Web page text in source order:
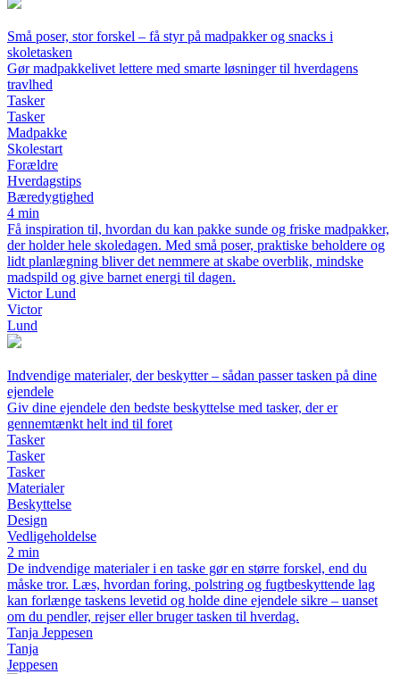
Små poser, stor forskel – få styr på madpakker og snacks i
skoletasken
Gør madpakkelivet lettere med smarte løsninger til hverdagens
travlhed
Tasker
Tasker
Madpakke
Skolestart
Forældre
Hverdagstips
Bæredygtighed
4 min
Få inspiration til, hvordan du kan pakke sunde og friske madpakker,
der holder hele skoledagen. Med små poser, praktiske beholdere og
lidt planlægning bliver det nemmere at skabe overblik, mindske
madspild og give barnet energi til dagen.
Victor Lund
Victor
Lund
Indvendige materialer, der beskytter – sådan passer tasken på dine
ejendele
Giv dine ejendele den bedste beskyttelse med tasker, der er
gennemtænkt helt ind til foret
Tasker
Tasker
Tasker
Materialer
Beskyttelse
Design
Vedligeholdelse
2 min
De indvendige materialer i en taske gør en større forskel, end du
måske tror. Læs, hvordan foring, polstring og fugtbeskyttende lag
kan forlænge taskens levetid og holde dine ejendele sikre – uanset
om du pendler, rejser eller bruger tasken til hverdag.
Tanja Jeppesen
Tanja
Jeppesen